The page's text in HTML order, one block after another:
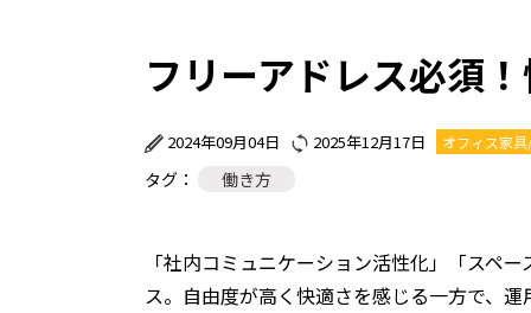
フリーアドレス必須
2024年09月04日 2025年12月17日 オフィス家
タグ： 働き方
「社内コミュニケーション活性化」「スペ
ス。自由度が高く快適さを感じる一方で、